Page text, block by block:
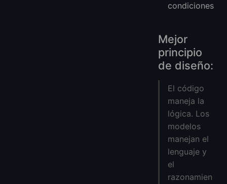
condiciones
Mejor
principio
de diseño:
El código
maneja la
lógica. Los
modelos
manejan el
lenguaje y
el
razonamien